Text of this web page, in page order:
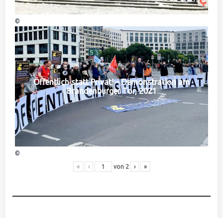
©
Öffentlich statt Privat! – Demonstration am
Brandenburger Tor, 2021
©
« ‹ von 2 › »